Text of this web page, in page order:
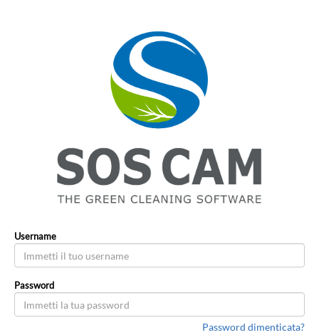
Username
Password
Password dimenticata?